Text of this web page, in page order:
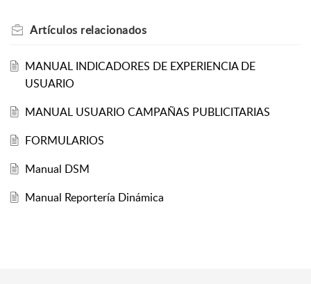
Artículos relacionados
MANUAL INDICADORES DE EXPERIENCIA DE
USUARIO
MANUAL USUARIO CAMPAÑAS PUBLICITARIAS
FORMULARIOS
Manual DSM
Manual Reportería Dinámica